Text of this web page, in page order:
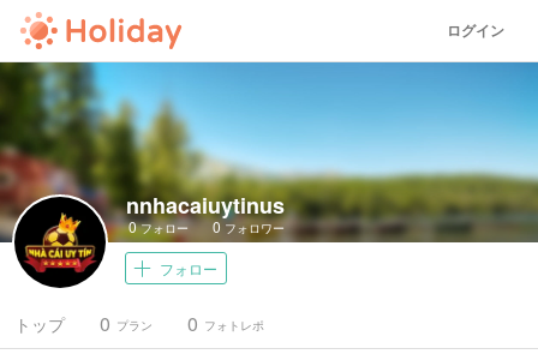
ログイン
nnhacaiuytinus
0フォロー 0 フォロワー
フォロー
トップ プラン
0 フォトレポ
0